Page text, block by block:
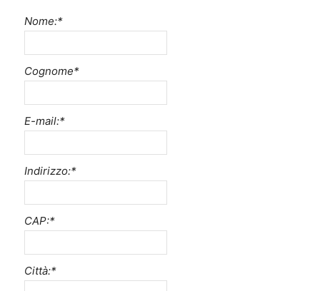
Nome:*
Cognome*
E-mail:*
Indirizzo:*
CAP:*
Città:*